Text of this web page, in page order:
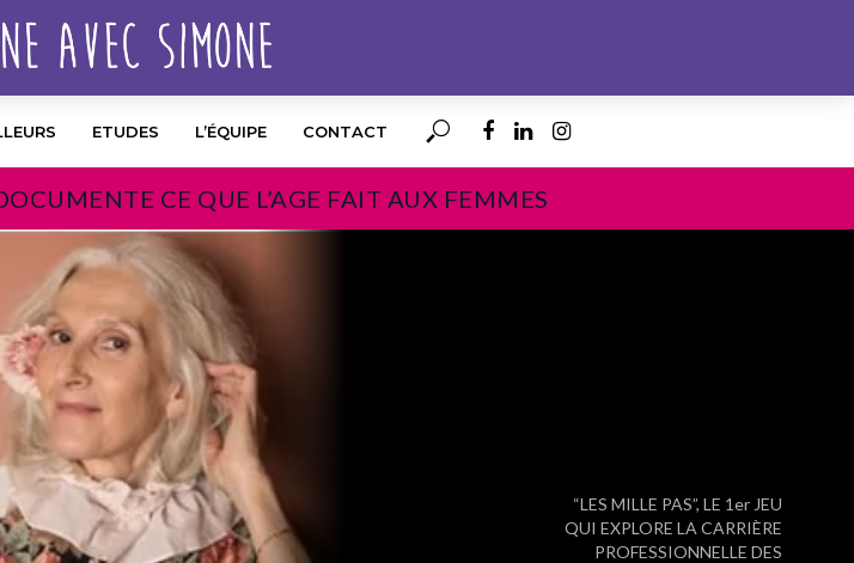
ETUDES L’ÉQUIPE CONTACT
CE QUE L’AGE FAIT AUX FEMMES
“LES MILLE PAS”, LE 1er JEU
QUI EXPLORE LA CARRIÈRE
PROFESSIONNELLE DES